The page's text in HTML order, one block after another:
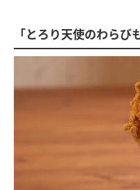
「とろり天使のわらび